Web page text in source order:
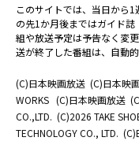
このサイトでは、当日から
の先1か月後まではガイド
組や放送予定は予告なく変
送が終了した番組は、自動
(C)日本映画放送 (C)日本映
WORKS (C)日本映画放送
CO.,LTD. (C)2026 TAKE
TECHNOLOGY CO., LTD.